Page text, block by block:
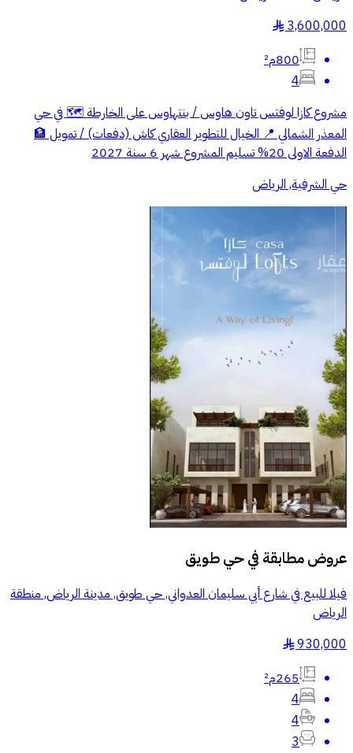
3,600,000
§
800م²
4
مشروع كازا لوفتس تاون هاوس / بنتهاوس على الخارطة 🗺️ في حي
المعذر الشمالي 📍 الخيال للتطوير العقاري كاش (دفعات) / تمويل 🏦
الدفعة الاولى 20% تسليم المشروع شهر 6 سنة 2027
حي الشرفية, الرياض
عروض مطابقة فيحي طويق
فيلا للبيع في شارع أبي سليمان العدواني, حي طويق, مدينة الرياض, منطقة
الرياض
930,000
§
265م²
4
4
3